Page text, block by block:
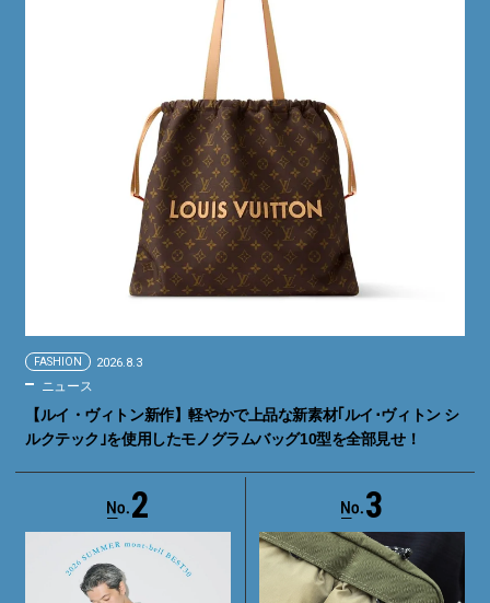
FASHION 2026.8.3
ニュース
【ルイ・ヴィトン新作】軽やかで上品な新素材｢ルイ･ヴィトン シ
ルクテック｣を使用したモノグラムバッグ10型を全部見せ！
2 3